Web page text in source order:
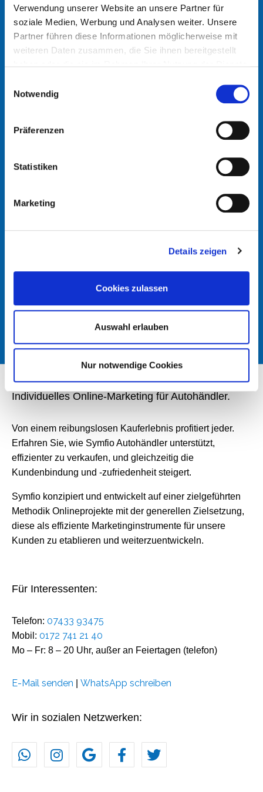
Verwendung unserer Website an unsere Partner für
soziale Medien, Werbung und Analysen weiter. Unsere
Partner führen diese Informationen möglicherweise mit
weiteren Daten zusammen, die Sie ihnen bereitgestellt
Notwendig
Präferenzen
Statistiken
Marketing
Details zeigen
Cookies zulassen
Auswahl erlauben
Nur notwendige Cookies
eine Anfrage und wir werden Sie kontaktieren
ANSPRECHPARTNER
FIRMA
E-MAIL
AKZEPTIERT.
Individuelles Online-Marketing für Autohändler.
Von einem reibungslosen Kauferlebnis profitiert jeder.
Erfahren Sie, wie Symfio Autohändler unterstützt,
effizienter zu verkaufen, und gleichzeitig die
Kundenbindung und -zufriedenheit steigert.
Symfio konzipiert und entwickelt auf einer zielgeführten
Methodik Onlineprojekte mit der generellen Zielsetzung,
diese als effiziente Marketinginstrumente für unsere
Kunden zu etablieren und weiterzuentwickeln.
Für Interessenten:
Telefon: 07433 93475
Mobil: 0172 741 21 40
Mo – Fr: 8 – 20 Uhr, außer an Feiertagen (telefon)
E-Mail senden WhatsApp schreiben
Wir in sozialen Netzwerken: